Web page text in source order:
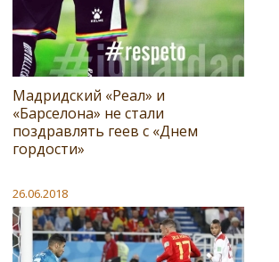
Мадридский «Реал» и
«Барселона» не стали
поздравлять геев с «Днем
гордости»
26.06.2018